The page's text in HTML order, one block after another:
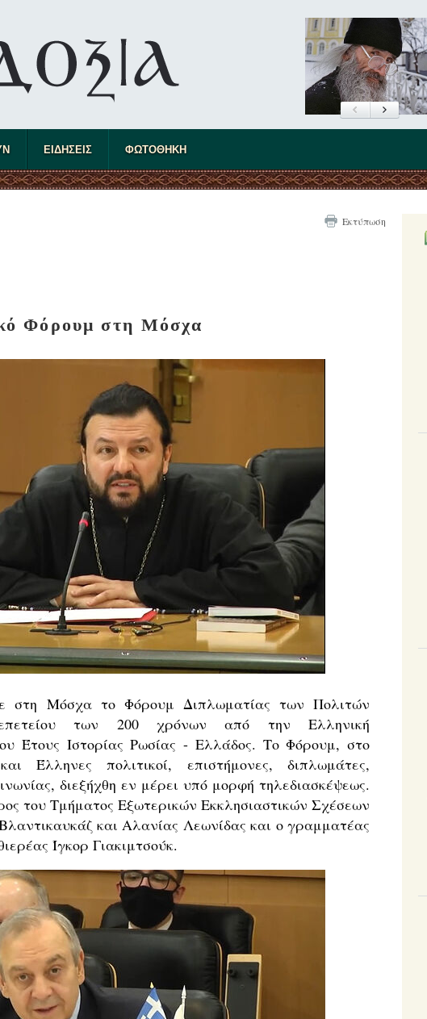
ΕΙΔΗΣΕΙΣ ΦΩΤΟΘΗΚΗ
Εκτύπωση
Φόρουμ στη Μόσχα
στη Μόσχα το Φόρουμ Διπλωματίας των Πολιτών
των 200 χρόνων από την Ελληνική
Έτους Ιστορίας Ρωσίας - Ελλάδος. Το Φόρουμ, στο
Έλληνες πολιτικοί, επιστήμονες, διπλωμάτες,
διεξήχθη εν μέρει υπό μορφή τηλεδιασκέψεως.
του Τμήματος Εξωτερικών Εκκλησιαστικών Σχέσεων
και Αλανίας Λεωνίδας και ο γραμματέας
Ίγκορ Γιακιμτσούκ.